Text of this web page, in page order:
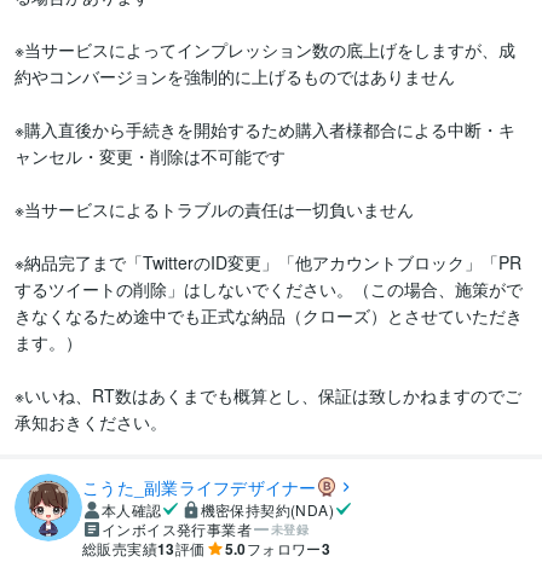
※当サービスによってインプレッション数の底上げをしますが、成
約やコンバージョンを強制的に上げるものではありません
※購入直後から手続きを開始するため購入者様都合による中断・キ
ャンセル・変更・削除は不可能です
※当サービスによるトラブルの責任は一切負いません
※納品完了まで「TwitterのID変更」「他アカウントブロック」「PR
するツイートの削除」はしないでください。（この場合、施策がで
きなくなるため途中でも正式な納品（クローズ）とさせていただき
ます。）
※いいね、RT数はあくまでも概算とし、保証は致しかねますのでご
承知おきください。
こうた_副業ライフデザイナー
本人確認
機密保持契約(NDA)
インボイス発行事業者
未登録
総販売実績13評価 5.0フォロワー3